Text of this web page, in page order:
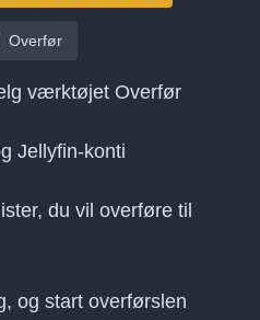
Overfør
værktøjet Overfør
Jellyfin-konti
du vil overføre til
og start overførslen